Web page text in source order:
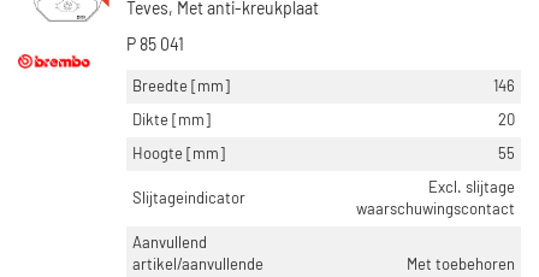
Teves, Met anti-kreukplaat
P 85 041
Breedte [mm]
146
Dikte [mm]
20
Hoogte [mm]
55
Slijtageindicator
Excl. slijtage
waarschuwingscontact
Aanvullend
artikel/aanvullende
Met toebehoren